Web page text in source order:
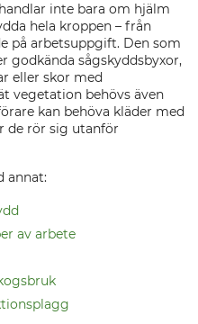
inte bara om hjälm
hela kroppen – från
på arbetsuppgift. Den som
godkända sågskyddsbyxor,
eller skor med
vegetation behövs även
kan behöva kläder med
de rör sig utanför
annat:
av arbete